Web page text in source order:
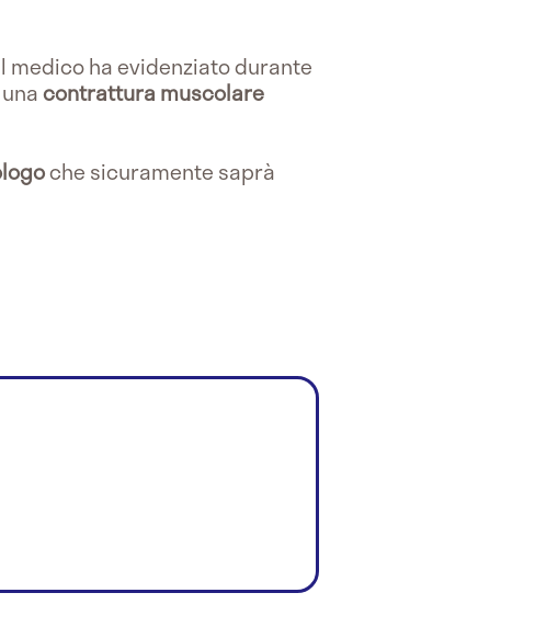
ha evidenziato durante
contrattura muscolare
che sicuramente saprà